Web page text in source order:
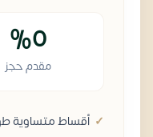
%0
مقدم حجز
أقساط متساوية